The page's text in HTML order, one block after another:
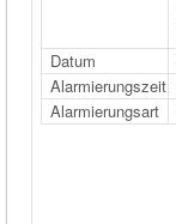
Datum
Alarmierungszeit
Alarmierungsart